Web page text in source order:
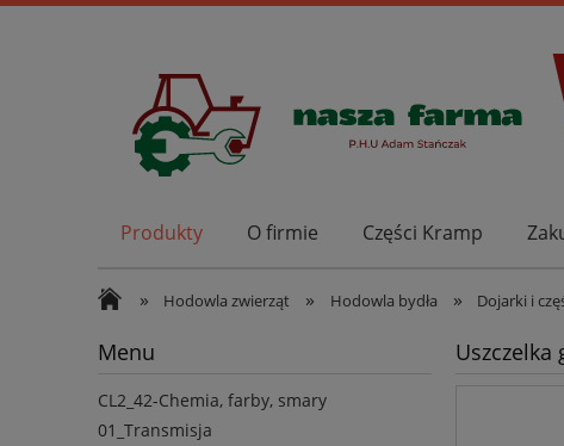
Produkty O firmie Części Kramp
» Hodowla zwierząt » Hodowla bydła » Dojarki i
Menu
CL2_42-Chemia, farby, smary
01_Transmisja